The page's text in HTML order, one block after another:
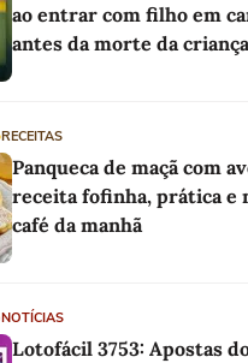
ao entrar com filho em
antes da morte da criança
RECEITAS
Panqueca de maçã com
receita fofinha, prática e
café da manhã
NOTÍCIAS
Lotofácil 3753: Apostas